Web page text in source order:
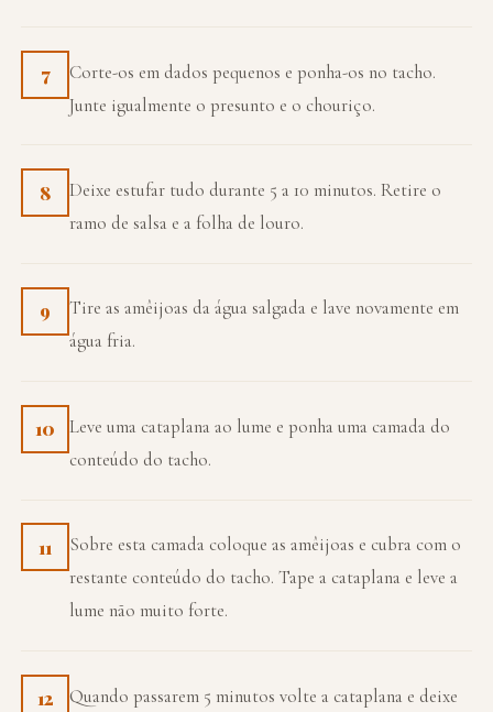
7
Corte-os em dados pequenos e ponha-os no tacho.
Junte igualmente o presunto e o chouriço.
8
Deixe estufar tudo durante 5 a 10 minutos. Retire o
ramo de salsa e a folha de louro.
9
Tire as amêijoas da água salgada e lave novamente em
água fria.
10
Leve uma cataplana ao lume e ponha uma camada do
conteúdo do tacho.
11
Sobre esta camada coloque as amêijoas e cubra com o
restante conteúdo do tacho. Tape a cataplana e leve a
lume não muito forte.
12
Quando passarem 5 minutos volte a cataplana e deixe